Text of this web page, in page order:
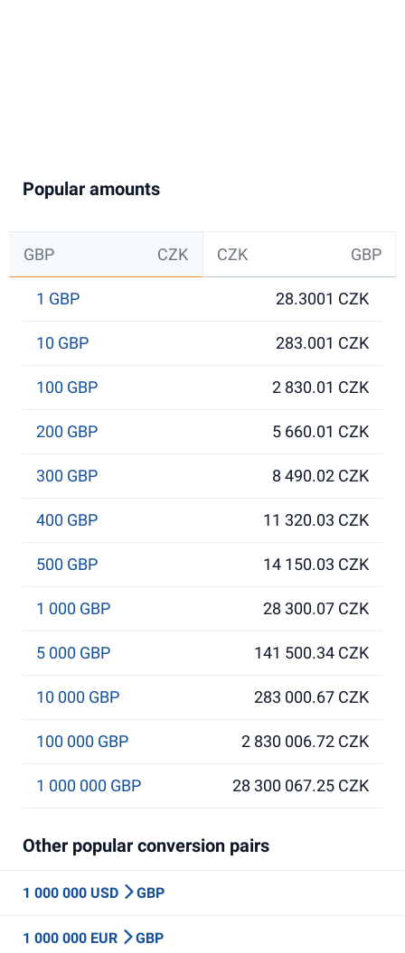
Popular amounts
GBP CZK CZK GBP
1 GBP 28.3001 CZK
10 GBP 283.001 CZK
100 GBP 2 830.01 CZK
200 GBP 5 660.01 CZK
300 GBP 8 490.02 CZK
400 GBP 11 320.03 CZK
500 GBP 14 150.03 CZK
1 000 GBP 28 300.07 CZK
5 000 GBP 141 500.34 CZK
10 000 GBP 283 000.67 CZK
100 000 GBP 2 830 006.72 CZK
1 000 000 GBP 28 300 067.25 CZK
Other popular conversion pairs
1 000 000 USD GBP
1 000 000 EUR GBP